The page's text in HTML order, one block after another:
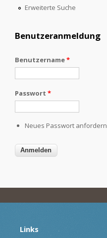
Erweiterte Suche
Benutzeranmeldung
Benutzername*
Passwort *
Neues Passwort anfordern
Links